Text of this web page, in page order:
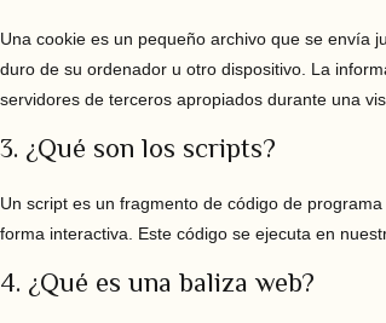
Una cookie es un pequeño archivo que se envía
duro de su ordenador u otro dispositivo. La
servidores de terceros apropiados durante una
3. ¿Qué son los scripts?
Un script es un fragmento de código de
forma interactiva. Este código se ejecuta en
4. ¿Qué es una baliza web?